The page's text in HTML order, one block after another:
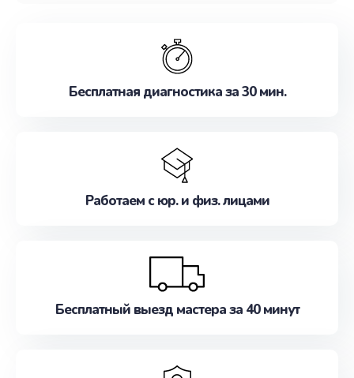
Бесплатная диагностика за 30 мин.
Работаем с юр. и физ. лицами
Бесплатный выезд мастера за 40 минут